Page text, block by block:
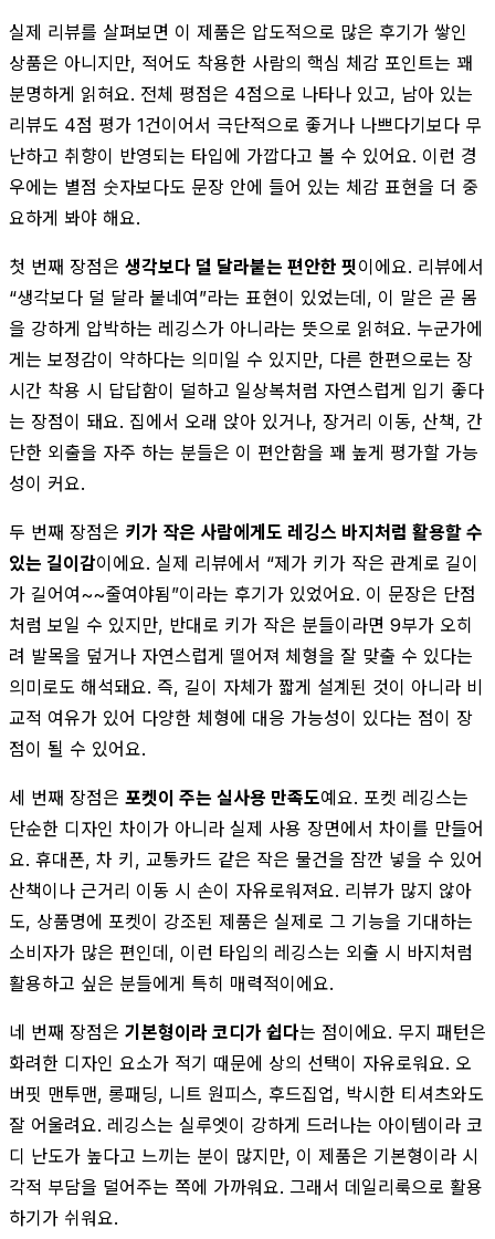
실제 리뷰를 살펴보면 이 제품은 압도적으로 많은 후기가 쌓인
상품은 아니지만, 적어도 착용한 사람의 핵심 체감 포인트는 꽤
분명하게 읽혀요. 전체 평점은 4점으로 나타나 있고, 남아 있는
리뷰도 4점 평가 1건이어서 극단적으로 좋거나 나쁘다기보다 무
난하고 취향이 반영되는 타입에 가깝다고 볼 수 있어요. 이런 경
우에는 별점 숫자보다도 문장 안에 들어 있는 체감 표현을 더 중
요하게 봐야 해요.
첫 번째 장점은 생각보다 덜 달라붙는 편안한 핏이에요. 리뷰에서
“생각보다 덜 달라 붙네여”라는 표현이 있었는데, 이 말은 곧 몸
을 강하게 압박하는 레깅스가 아니라는 뜻으로 읽혀요. 누군가에
게는 보정감이 약하다는 의미일 수 있지만, 다른 한편으로는 장
시간 착용 시 답답함이 덜하고 일상복처럼 자연스럽게 입기 좋다
는 장점이 돼요. 집에서 오래 앉아 있거나, 장거리 이동, 산책, 간
단한 외출을 자주 하는 분들은 이 편안함을 꽤 높게 평가할 가능
성이 커요.
두 번째 장점은 키가 작은 사람에게도 레깅스 바지처럼 활용할 수
있는 길이감이에요. 실제 리뷰에서 “제가 키가 작은 관계로 길이
가 길어여~~줄여야됨”이라는 후기가 있었어요. 이 문장은 단점
처럼 보일 수 있지만, 반대로 키가 작은 분들이라면 9부가 오히
려 발목을 덮거나 자연스럽게 떨어져 체형을 잘 맞출 수 있다는
의미로도 해석돼요. 즉, 길이 자체가 짧게 설계된 것이 아니라 비
교적 여유가 있어 다양한 체형에 대응 가능성이 있다는 점이 장
점이 될 수 있어요.
세 번째 장점은 포켓이 주는 실사용 만족도예요. 포켓 레깅스는
단순한 디자인 차이가 아니라 실제 사용 장면에서 차이를 만들어
요. 휴대폰, 차 키, 교통카드 같은 작은 물건을 잠깐 넣을 수 있어
산책이나 근거리 이동 시 손이 자유로워져요. 리뷰가 많지 않아
도, 상품명에 포켓이 강조된 제품은 실제로 그 기능을 기대하는
소비자가 많은 편인데, 이런 타입의 레깅스는 외출 시 바지처럼
활용하고 싶은 분들에게 특히 매력적이에요.
네 번째 장점은 기본형이라 코디가 쉽다는 점이에요. 무지 패턴은
화려한 디자인 요소가 적기 때문에 상의 선택이 자유로워요. 오
버핏 맨투맨, 롱패딩, 니트 원피스, 후드집업, 박시한 티셔츠와도
잘 어울려요. 레깅스는 실루엣이 강하게 드러나는 아이템이라 코
디 난도가 높다고 느끼는 분이 많지만, 이 제품은 기본형이라 시
각적 부담을 덜어주는 쪽에 가까워요. 그래서 데일리룩으로 활용
하기가 쉬워요.